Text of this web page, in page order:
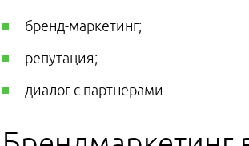
бренд-маркетинг;
репутация;
диалог с партнерами.